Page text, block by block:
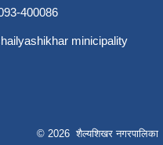
400086
minicipality
© 2026 शैल्यशिखर नगरपालिका